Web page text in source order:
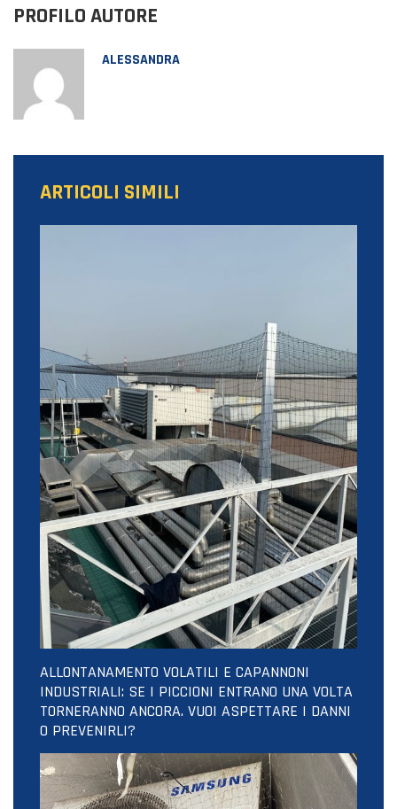
PROFILO AUTORE
ALESSANDRA
ARTICOLI SIMILI
ALLONTANAMENTO VOLATILI E CAPANNONI
INDUSTRIALI: SE I PICCIONI ENTRANO UNA VOLTA
TORNERANNO ANCORA. VUOI ASPETTARE I DANNI
O PREVENIRLI?